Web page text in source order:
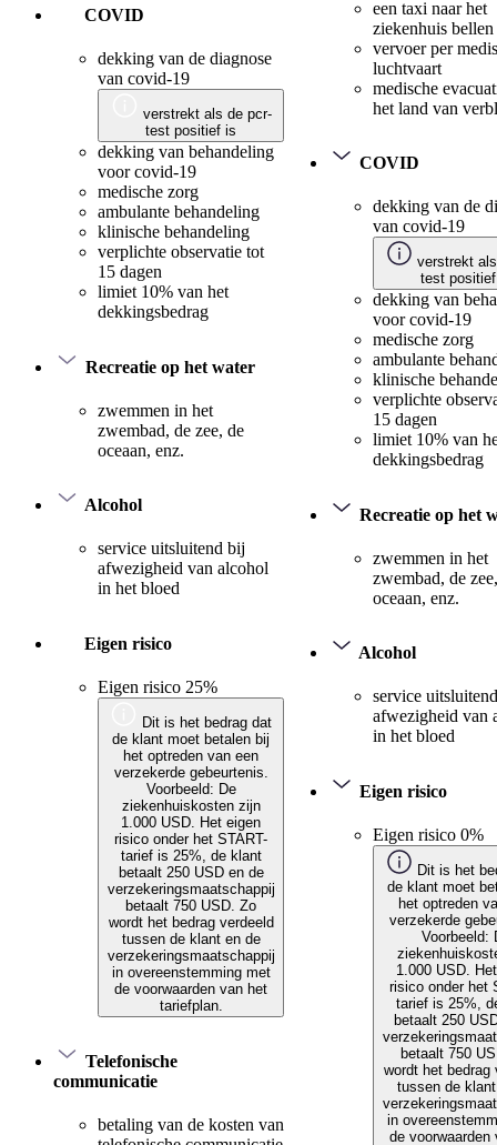
COVID
dekking van de diagnose
van covid-19
verstrekt als de pcr-
test positief is
dekking van behandeling
voor covid-19
medische zorg
ambulante behandeling
klinische behandeling
verplichte observatie tot
15 dagen
limiet 10% van het
dekkingsbedrag
Recreatie op het water
zwemmen in het
zwembad, de zee, de
oceaan, enz.
Alcohol
service uitsluitend bij
afwezigheid van alcohol
in het bloed
Eigen risico
Eigen risico 25%
Dit is het bedrag dat
de klant moet betalen bij
het optreden van een
verzekerde gebeurtenis.
Voorbeeld: De
ziekenhuiskosten zijn
1.000 USD. Het eigen
risico onder het START-
tarief is 25%, de klant
betaalt 250 USD en de
verzekeringsmaatschappij
betaalt 750 USD. Zo
wordt het bedrag verdeeld
tussen de klant en de
verzekeringsmaatschappij
in overeenstemming met
de voorwaarden van het
tariefplan.
Telefonische
communicatie
betaling van de kosten van
een taxi naar het
ziekenhuis bellen
vervoer per
luchtvaart
medische
het land van
COVID
dekking van de
van covid-19
verstrekt
test
dekking van
voor covid-19
medische zorg
ambulante
klinische
verplichte
15 dagen
limiet 10% van
dekkingsbedrag
Recreatie op het
zwemmen in het
zwembad, de
oceaan, enz.
Alcohol
service
afwezigheid van
in het bloed
Eigen risico
Eigen risico 0%
Dit is het
de klant moet
het optreden
verzekerde
Voorbeeld:
1.000 USD.
risico onder het
tarief is 25%,
betaalt 250
betaalt 750
wordt het bedrag
tussen de
in
de voorwaarden